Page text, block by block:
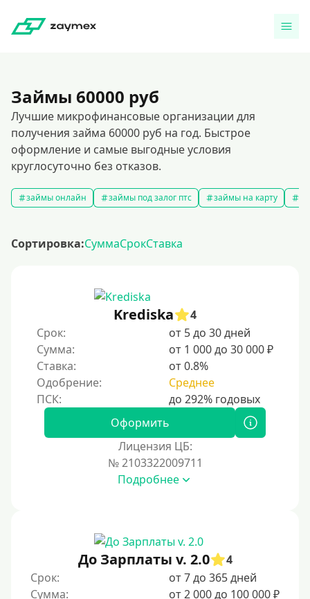
Займы 60000 руб
Лучшие микрофинансовые организации для
получения займа 60000 руб на год. Быстрое
оформление и самые выгодные условия
круглосуточно без отказов.
займы онлайн займы под залог птс займы на карту
Сортировка:СуммаСрокСтавка
Krediska
4
Срок:
от 5 до 30 дней
Сумма:
от 1 000 до 30 000 ₽
Ставка:
от 0.8%
Одобрение:
Среднее
Оформить
Лицензия ЦБ:
№ 2103322009711
Подробнее
До Зарплаты v. 2.0
4
Срок:
от 7 до 365 дней
Сумма:
от 2 000 до 100 000 ₽